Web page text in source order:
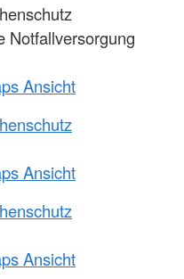
Notfallversorgung
Ansicht
Ansicht
Ansicht